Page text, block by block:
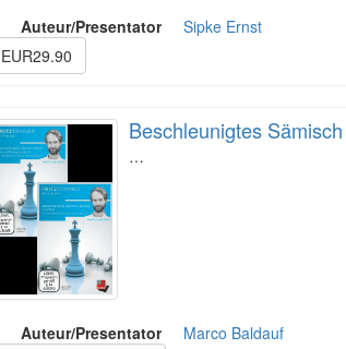
Auteur/Presentator
Sipke Ernst
EUR29.90
Beschleunigtes
…
Auteur/Presentator
Marco Baldauf